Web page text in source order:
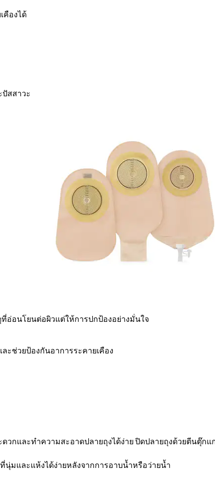
คืองได้
ปัสสาวะ
อ่อนโยนต่อผิวแต่ให้การปกป้องอย่างมั่นใจ
ะช่วยป้องกันอาการระคายเคือง
วกและทำความสะอาดปลายถุงได้ง่าย ปิดปลายถุงด้วยตีนตุ๊กแ
มและแห้งได้ง่ายหลังจากการอาบน้ำหรือว่ายน้ำ